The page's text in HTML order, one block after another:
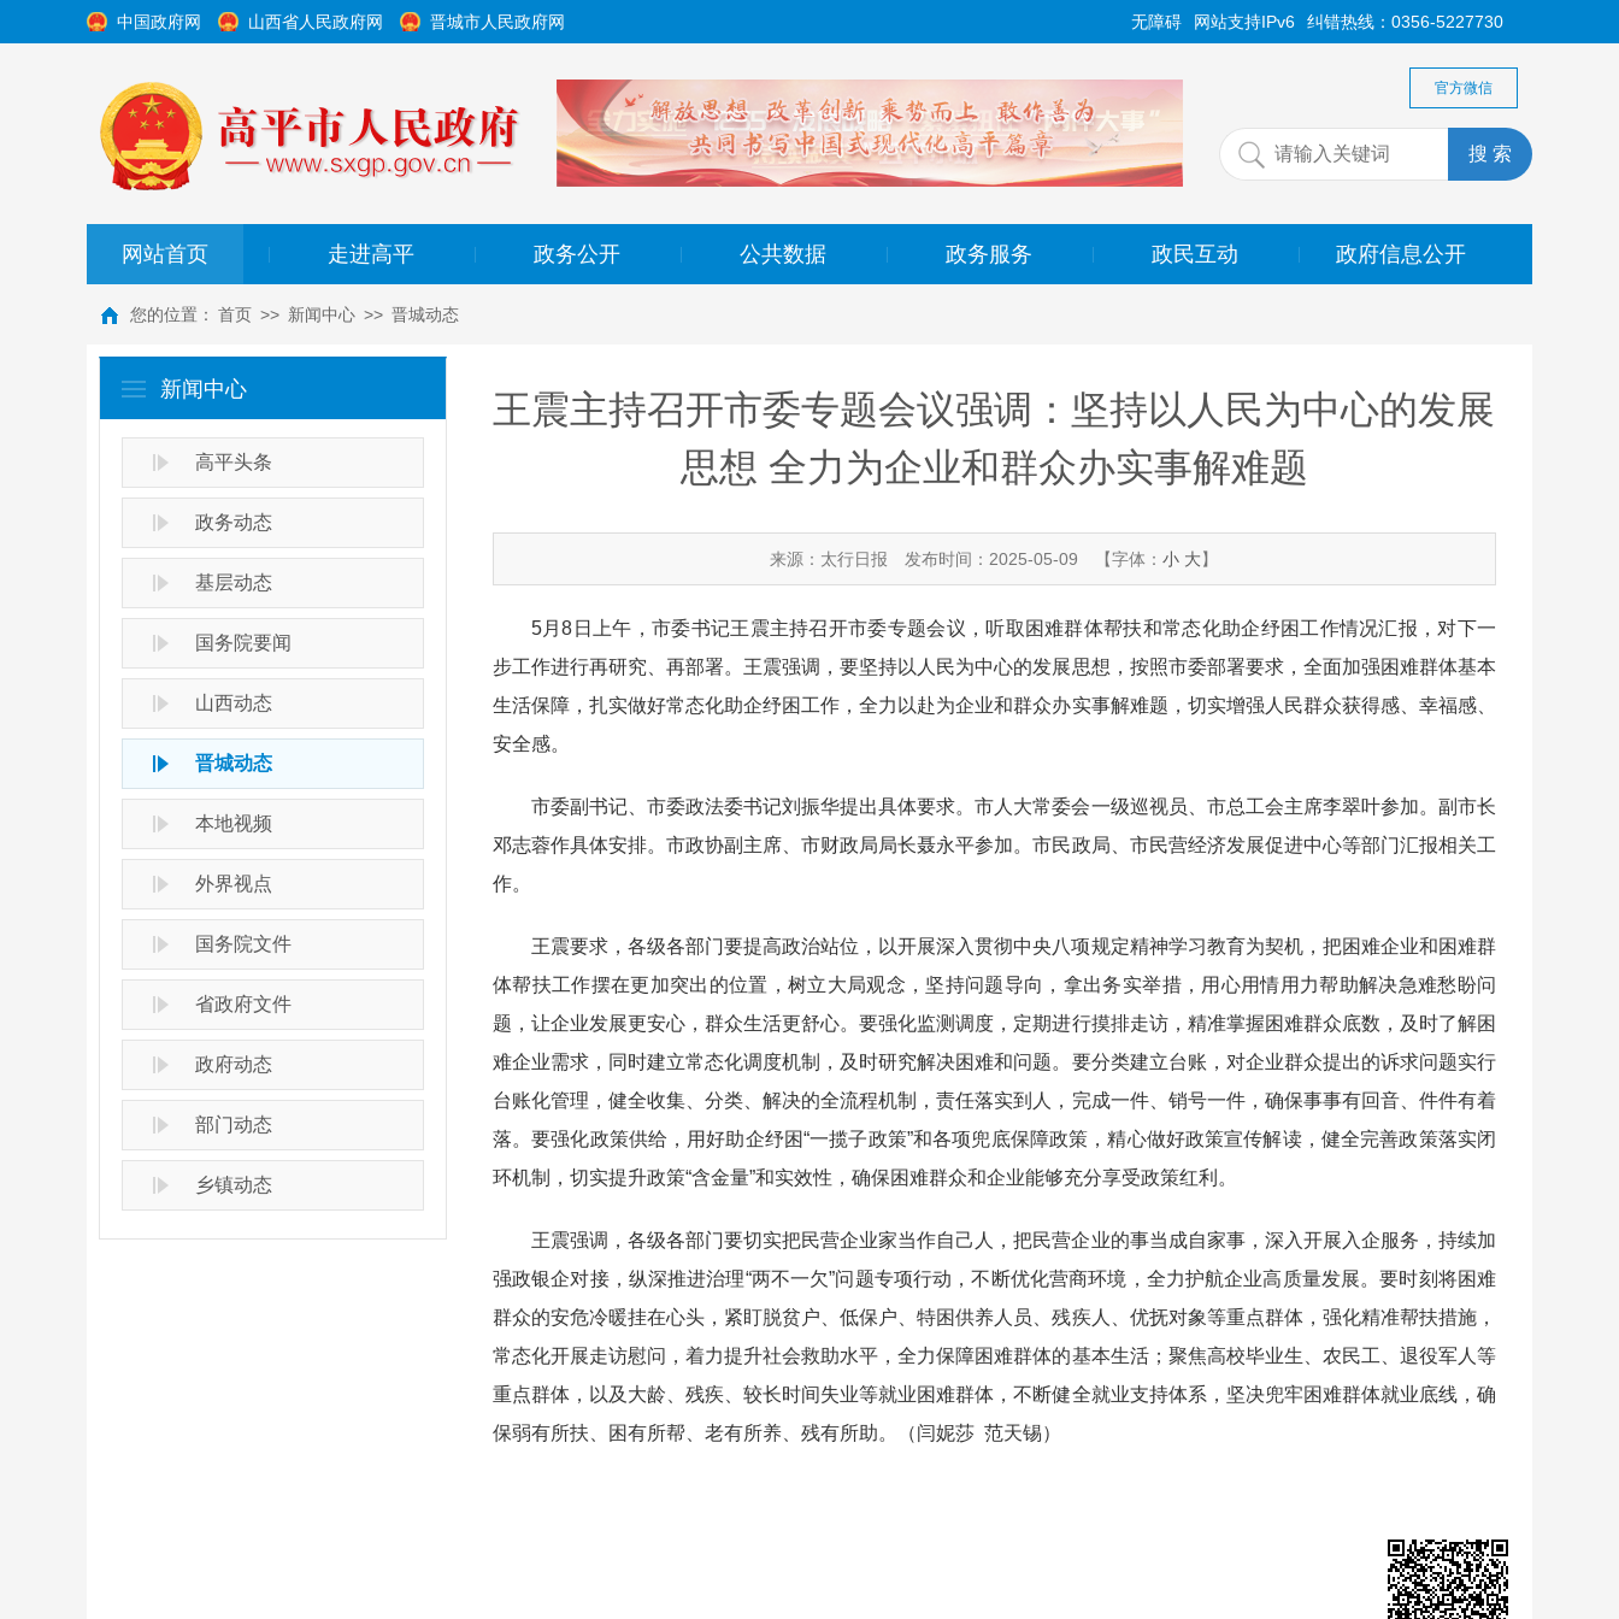
中国政府网 山西省人民政府网 晋城市人民政府网 纠错热线：0356-5227730
网站支持IPv6
无障碍
官方微信
网站首页 走进高平 政务公开 公共数据 政务服务 政民互动 政府信息公开
您的位置： 首页 >> 新闻中心 >> 晋城动态
新闻中心
高平头条
政务动态
基层动态
国务院要闻
山西动态
晋城动态
本地视频
外界视点
国务院文件
省政府文件
政府动态
部门动态
乡镇动态
王震主持召开市委专题会议强调：坚持以人民为中心的发展
思想 全力为企业和群众办实事解难题
来源：太行日报 发布时间：2025-05-09 【字体：小 大】
5月8日上午，市委书记王震主持召开市委专题会议，听取困难群体帮扶和常态化助企纾困工作情况汇报，对下一
步工作进行再研究、再部署。王震强调，要坚持以人民为中心的发展思想，按照市委部署要求，全面加强困难群体基本
生活保障，扎实做好常态化助企纾困工作，全力以赴为企业和群众办实事解难题，切实增强人民群众获得感、幸福感、
安全感。
市委副书记、市委政法委书记刘振华提出具体要求。市人大常委会一级巡视员、市总工会主席李翠叶参加。副市长
邓志蓉作具体安排。市政协副主席、市财政局局长聂永平参加。市民政局、市民营经济发展促进中心等部门汇报相关工
作。
王震要求，各级各部门要提高政治站位，以开展深入贯彻中央八项规定精神学习教育为契机，把困难企业和困难群
体帮扶工作摆在更加突出的位置，树立大局观念，坚持问题导向，拿出务实举措，用心用情用力帮助解决急难愁盼问
题，让企业发展更安心，群众生活更舒心。要强化监测调度，定期进行摸排走访，精准掌握困难群众底数，及时了解困
难企业需求，同时建立常态化调度机制，及时研究解决困难和问题。要分类建立台账，对企业群众提出的诉求问题实行
台账化管理，健全收集、分类、解决的全流程机制，责任落实到人，完成一件、销号一件，确保事事有回音、件件有着
落。要强化政策供给，用好助企纾困“一揽子政策”和各项兜底保障政策，精心做好政策宣传解读，健全完善政策落实闭
环机制，切实提升政策“含金量”和实效性，确保困难群众和企业能够充分享受政策红利。
王震强调，各级各部门要切实把民营企业家当作自己人，把民营企业的事当成自家事，深入开展入企服务，持续加
强政银企对接，纵深推进治理“两不一欠”问题专项行动，不断优化营商环境，全力护航企业高质量发展。要时刻将困难
群众的安危冷暖挂在心头，紧盯脱贫户、低保户、特困供养人员、残疾人、优抚对象等重点群体，强化精准帮扶措施，
常态化开展走访慰问，着力提升社会救助水平，全力保障困难群体的基本生活；聚焦高校毕业生、农民工、退役军人等
重点群体，以及大龄、残疾、较长时间失业等就业困难群体，不断健全就业支持体系，坚决兜牢困难群体就业底线，确
保弱有所扶、困有所帮、老有所养、残有所助。（闫妮莎 范天锡）